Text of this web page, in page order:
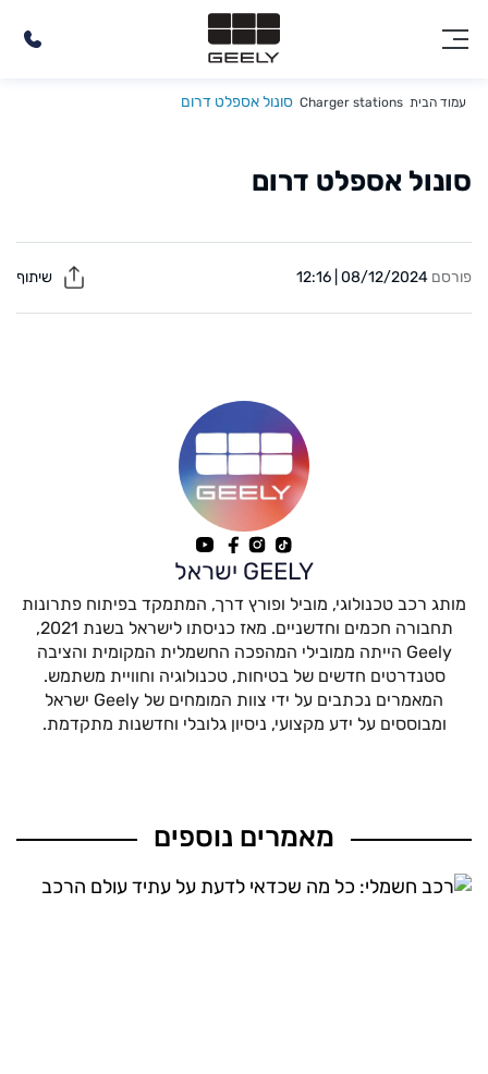
עמוד הבית Charger stations סונול אספלט דרום
סונול אספלט דרום
פורסם 08/12/2024 | 12:16
GEELY ישראל
מותג רכב טכנולוגי, מוביל ופורץ דרך, המתמקד בפיתוח פתרונות
תחבורה חכמים וחדשניים. מאז כניסתו לישראל בשנת 2021,
Geely הייתה ממובילי המהפכה החשמלית המקומית והציבה
סטנדרטים חדשים של בטיחות, טכנולוגיה וחוויית משתמש.
המאמרים נכתבים על ידי צוות המומחים של Geely ישראל
ומבוססים על ידע מקצועי, ניסיון גלובלי וחדשנות מתקדמת.
מאמרים נוספים